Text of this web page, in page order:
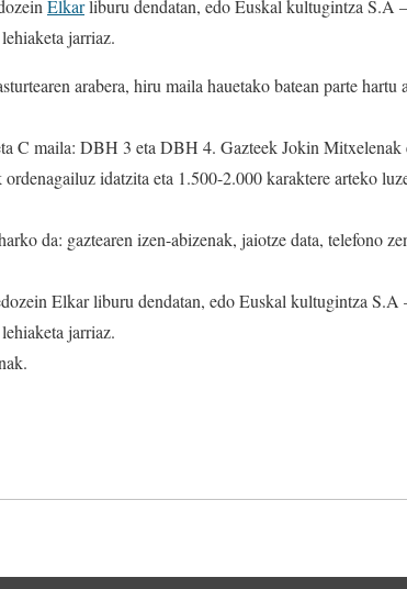
Elkarliburu dendatan, edo Euskal kultugintza S.A
jarriaz.
arabera, hiru maila hauetako batean parte hartu
C maila: DBH 3 eta DBH 4. Gazteek Jokin Mitxelenak
idatzita eta 1.500-2.000 karaktere arteko
da: gaztearen izen-abizenak, jaiotze data, telefono
Elkar liburu dendatan, edo Euskal kultugintza S.A
jarriaz.